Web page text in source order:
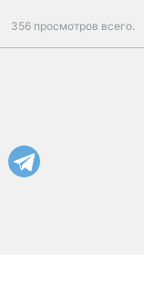
356 просмотров всего.